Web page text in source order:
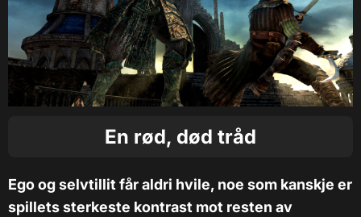
En rød, død tråd
Ego og selvtillit får aldri hvile, noe som kanskje er
spillets sterkeste kontrast mot resten av